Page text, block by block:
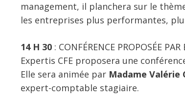
management, il planchera sur le
les entreprises plus performantes,
14 H 30 : CONFÉRENCE PROPOSÉE PAR
Expertis CFE proposera une
Elle sera animée par Madame Valérie
expert-comptable stagiaire.